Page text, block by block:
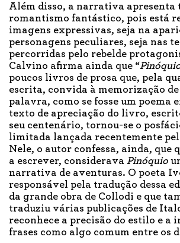
Além disso, a narrativa apresenta
romantismo fantástico, pois está
imagens expressivas, seja na
personagens peculiares, seja nas
percorridas pelo rebelde
Calvino afirma ainda que “
poucos livros de prosa que, pela
escrita, convida à memorização
palavra, como se fosse um poema
texto de apreciação do livro,
seu centenário, tornou-se o
limitada lançada recentemente
Nele, o autor confessa, ainda, que
a escrever, considerava Pinóquio
narrativa de aventuras. O poeta
responsável pela tradução dessa
da grande obra de Collodi e que
traduziu várias publicações de
reconhece a precisão do estilo e a
frases como algo comum entre os